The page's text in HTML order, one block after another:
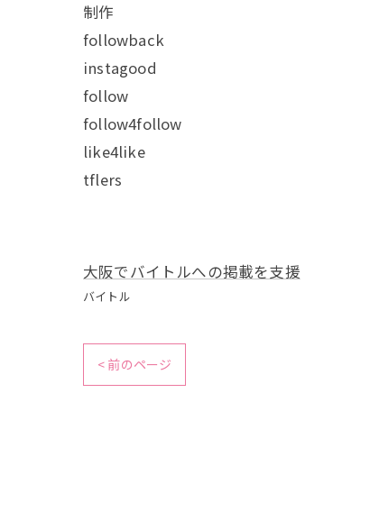
制作
followback
instagood
follow
follow4follow
like4like
tflers
大阪でバイトルへの掲載を支援
バイトル
< 前のページ